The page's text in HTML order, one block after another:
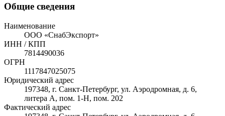
Общие сведения
Наименование
ООО «СнабЭкспорт»
ИНН / КПП
7814490036
ОГРН
1117847025075
Юридический адрес
197348, г. Санкт-Петербург, ул. Аэродромная, д. 6,
литера А, пом. 1-Н, пом. 202
Фактический адрес